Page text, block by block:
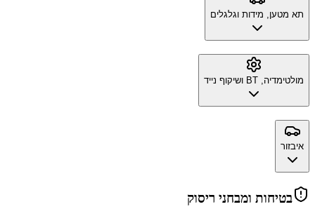
תא מטען, מידות וגלגלים
מולטימדיה, BT ושיקוף נייד
איבזור
בטיחות ומבחני ריסוק